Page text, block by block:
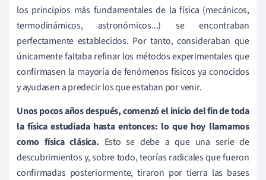
los principios más fundamentales de la física (mecánicos,
termodinámicos, astronómicos...) se encontraban
perfectamente establecidos. Por tanto, consideraban que
únicamente faltaba refinar los métodos experimentales que
confirmasen la mayoría de fenómenos físicos ya conocidos
y ayudasen a predecir los que estaban por venir.
Unos pocos años después, comenzó el inicio del fin de toda
la física estudiada hasta entonces: lo que hoy llamamos
como física clásica. Esto se debe a que una serie de
descubrimientos y, sobre todo, teorías radicales que fueron
confirmadas posteriormente, tiraron por tierra las bases